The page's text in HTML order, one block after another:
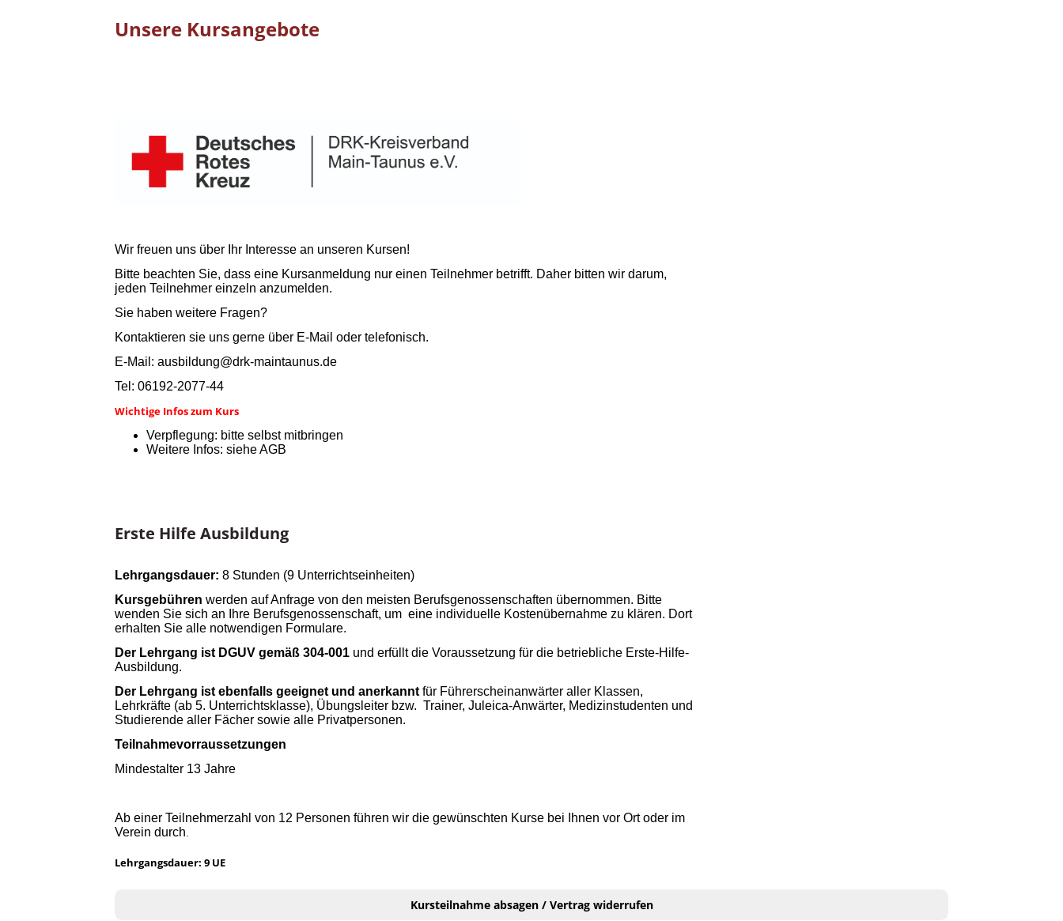
Unsere Kursangebote
Wir freuen uns über Ihr Interesse an unseren Kursen!
Bitte beachten Sie, dass eine Kursanmeldung nur einen Teilnehmer betrifft. Daher bitten wir darum,
jeden Teilnehmer einzeln anzumelden.
Sie haben weitere Fragen?
Kontaktieren sie uns gerne über E-Mail oder telefonisch.
E-Mail: ausbildung@drk-maintaunus.de
Tel: 06192-2077-44
Wichtige Infos zum Kurs
Verpflegung: bitte selbst mitbringen
Weitere Infos: siehe AGB
Erste Hilfe Ausbildung
Lehrgangsdauer: 8 Stunden (9 Unterrichtseinheiten)
Kursgebühren werden auf Anfrage von den meisten Berufsgenossenschaften übernommen. Bitte
wenden Sie sich an Ihre Berufsgenossenschaft, um eine individuelle Kostenübernahme zu klären. Dort
erhalten Sie alle notwendigen Formulare.
Der Lehrgang ist DGUV gemäß 304-001 und erfüllt die Voraussetzung für die betriebliche Erste-Hilfe-
Ausbildung.
Der Lehrgang ist ebenfalls geeignet und anerkannt für Führerscheinanwärter aller Klassen,
Lehrkräfte (ab 5. Unterrichtsklasse), Übungsleiter bzw. Trainer, Juleica-Anwärter, Medizinstudenten und
Studierende aller Fächer sowie alle Privatpersonen.
Teilnahmevorraussetzungen
Mindestalter 13 Jahre
Ab einer Teilnehmerzahl von 12 Personen führen wir die gewünschten Kurse bei Ihnen vor Ort oder im
Verein durch.
Lehrgangsdauer: 9 UE
Kursteilnahme absagen / Vertrag widerrufen